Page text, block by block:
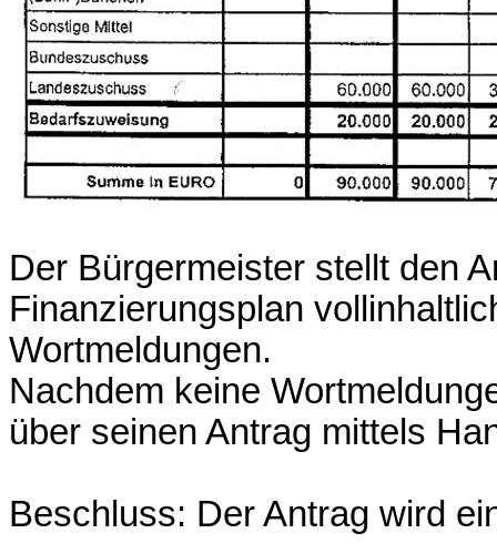
Der Bürgermeister stellt den
Finanzierungsplan
Wortmeldungen.
Nachdem keine
über seinen Antrag mittels
Beschluss: Der Antrag wird